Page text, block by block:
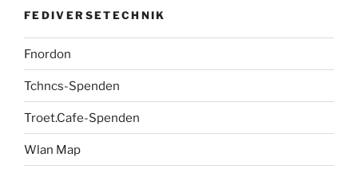
FEDIVERSETECHNIK
Fnordon
Tchncs-Spenden
Troet.Cafe-Spenden
Wlan Map